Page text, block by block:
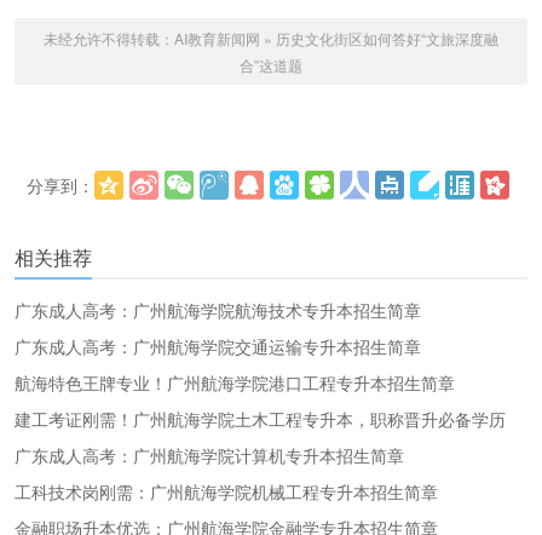
未经允许不得转载： AI教育新闻网 » 历史文化街区如何答好“文旅深度融
合”这道题
分享到：
相关推荐
广东成人高考：广州航海学院航海技术专升本招生简章
广东成人高考：广州航海学院交通运输专升本招生简章
航海特色王牌专业！广州航海学院港口工程专升本招生简章
建工考证刚需！广州航海学院土木工程专升本，职称晋升必备学历
广东成人高考：广州航海学院计算机专升本招生简章
工科技术岗刚需：广州航海学院机械工程专升本招生简章
金融职场升本优选：广州航海学院金融学专升本招生简章